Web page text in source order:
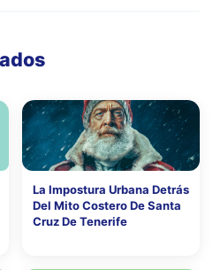
La Impostura Urbana Detrás
Del Mito Costero De Santa
Cruz De Tenerife